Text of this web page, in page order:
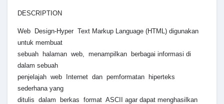
DESCRIPTION
Web Design-Hyper Text Markup Language (HTML) digunakan
untuk membuat
sebuah halaman web, menampilkan berbagai informasi di
dalam sebuah
penjelajah web Internet dan pemformatan hiperteks
sederhana yang
ditulis dalam berkas format ASCII agar dapat menghasilkan